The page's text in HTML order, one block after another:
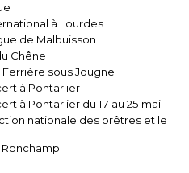
à Lourdes
de Malbuisson
Chêne
Ferrière sous Jougne
à Pontarlier
à Pontarlier du 17 au 25 mai
nationale des prêtres et le